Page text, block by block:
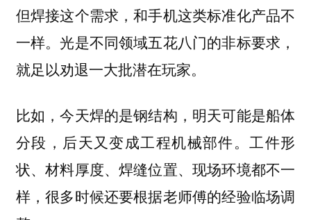
但焊接这个需求，和手机这类标准化产品不
一样。光是不同领域五花八门的非标要求，
就足以劝退一大批潜在玩家。
比如，今天焊的是钢结构，明天可能是船体
分段，后天又变成工程机械部件。工件形
状、材料厚度、焊缝位置、现场环境都不一
样，很多时候还要根据老师傅的经验临场调